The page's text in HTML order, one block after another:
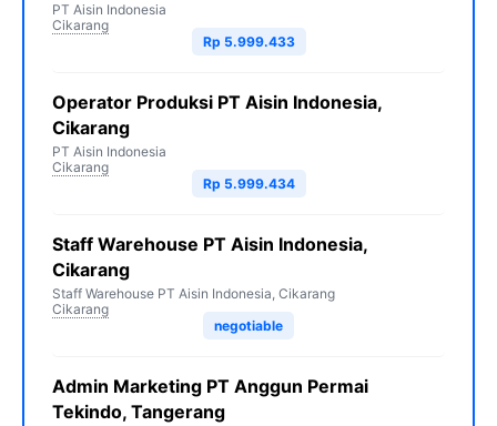
PT Aisin Indonesia
Cikarang
Rp 5.999.433
Operator Produksi PT Aisin Indonesia,
Cikarang
PT Aisin Indonesia
Cikarang
Rp 5.999.434
Staff Warehouse PT Aisin Indonesia,
Cikarang
Staff Warehouse PT Aisin Indonesia, Cikarang
Cikarang
negotiable
Admin Marketing PT Anggun Permai
Tekindo, Tangerang